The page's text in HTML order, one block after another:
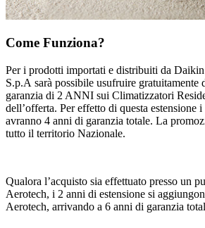
Come Funziona?
Per i prodotti importati e distribuiti da
S.p.A sarà possibile usufruire gratuitamente
garanzia di 2 ANNI sui Climatizzatori
dell’offerta. Per effetto di questa estensione
avranno 4 anni di garanzia totale. La
tutto il territorio Nazionale.
Qualora l’acquisto sia effettuato presso un
Aerotech, i 2 anni di estensione si
Aerotech, arrivando a 6 anni di garanzia